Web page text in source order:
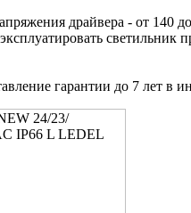
драйвера - от 140
гарантии до 7 лет в